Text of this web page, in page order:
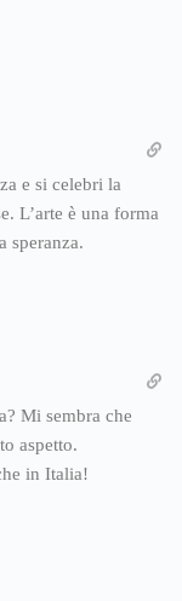
e si celebri la
L’arte è una forma
speranza.
Mi sembra che
aspetto.
in Italia!